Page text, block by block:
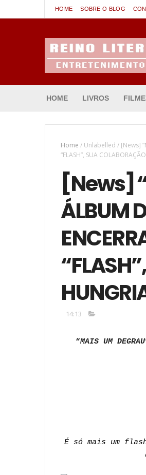
HOME SOBRE O BLOG
HOME LIVROS
Home / Unlabelled / [News]
“FLASH”, SUA
[News]
ÁLBUM
14:13
“MAIS UM DEGRAU
É só mais um